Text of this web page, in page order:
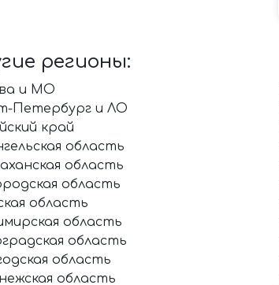
регионы:
и МО
Петербург и ЛО
край
область
область
область
область
область
область
область
область